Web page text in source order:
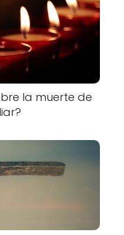
la muerte de